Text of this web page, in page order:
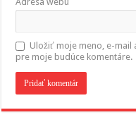
Uložiť moje meno, e-mail
pre moje budúce komentáre.